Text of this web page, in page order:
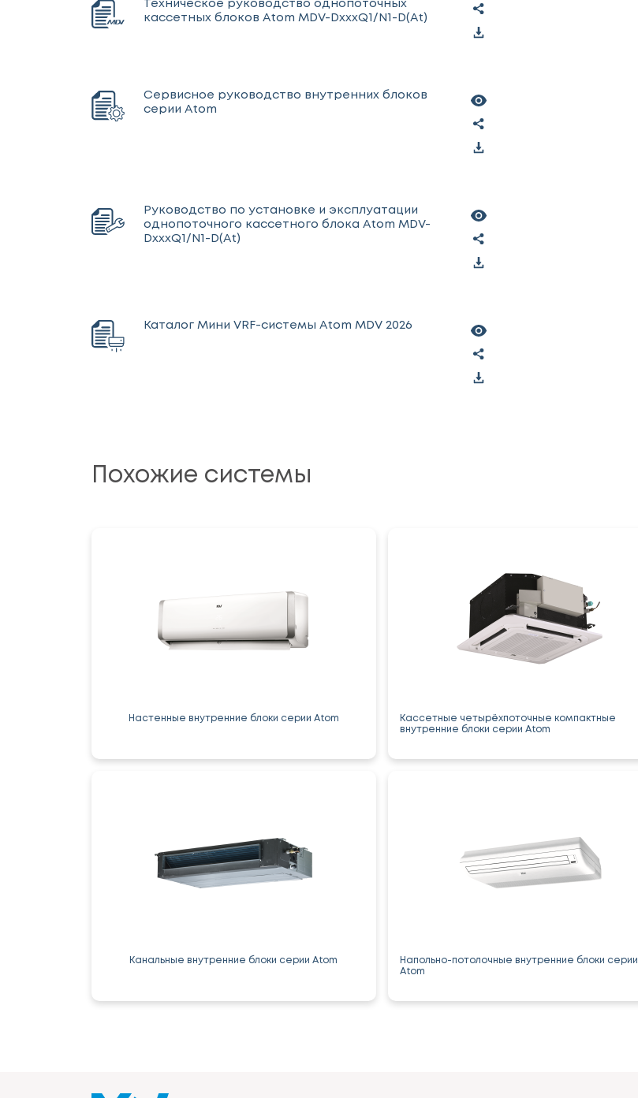
Техническое руководство однопоточных
кассетных блоков Atom MDV-DxxxQ1/N1-D(At)
Сервисное руководство внутренних блоков
серии Atom
Руководство по установке и эксплуатации
однопоточного кассетного блока Atom MDV-
DxxxQ1/N1-D(At)
Каталог Мини VRF-системы Atom MDV 2026
Похожие системы
Настенные внутренние блоки серии Atom
Кассетные четырёхпоточные компактные
внутренние блоки серии Atom
Канальные внутренние блоки серии Atom
Напольно-потолочные внутренние блоки серии
Atom